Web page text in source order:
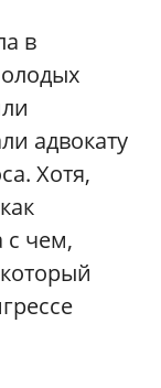
в
адвокату
Хотя,
чем,